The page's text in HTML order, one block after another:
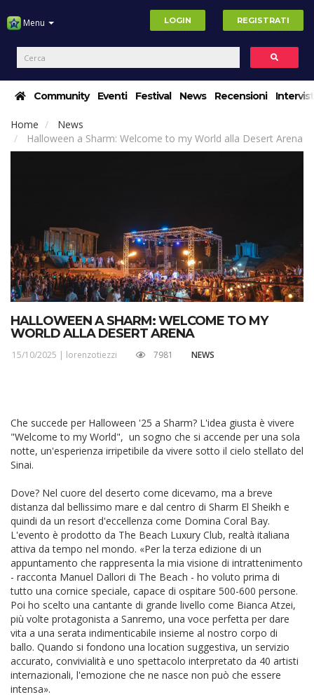
Menu LOGIN REGISTRATI
Community Eventi Festival News Recensioni
Home
News
Halloween a Sharm: Welcome to my World alla Desert Arena
HALLOWEEN A SHARM: WELCOME TO MY
WORLD ALLA DESERT ARENA
15/10/2025 | lorenzotiezzi 7981 NEWS
Che succede per Halloween '25 a Sharm? L'idea giusta è vivere
"Welcome to my World", un sogno che si accende per una sola
notte, un'esperienza irripetibile da vivere sotto il cielo stellato del
Sinai.
Dove? Nel cuore del deserto come dicevamo, ma a breve
distanza dal bellissimo mare e dal centro di Sharm El Sheikh e
quindi da un resort d'eccellenza come Domina Coral Bay.
L'evento è prodotto da The Beach Luxury Club, realtà italiana
attiva da tempo nel mondo. «Per la terza edizione di un
appuntamento che rappresenta la mia visione di intrattenimento
- racconta Manuel Dallori di The Beach - ho voluto prima di
tutto una cornice speciale, capace di ospitare 500-600 persone.
Poi ho scelto una cantante di grande livello come Bianca Atzei,
più volte protagonista a Sanremo, una voce perfetta per dare
vita a una serata indimenticabile insieme al nostro corpo di
ballo. Quando si fondono una location suggestiva, un servizio
accurato, convivialità e uno spettacolo interpretato da 40 artisti
internazionali, l'emozione che ne nasce non può che essere
intensa».